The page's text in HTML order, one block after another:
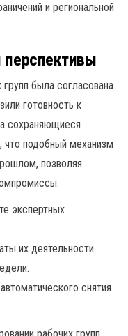
и региональной
перспективы
была согласована
готовность к
сохраняющиеся
что подобный механизм
позволяя
экспертных
их деятельности
снятия